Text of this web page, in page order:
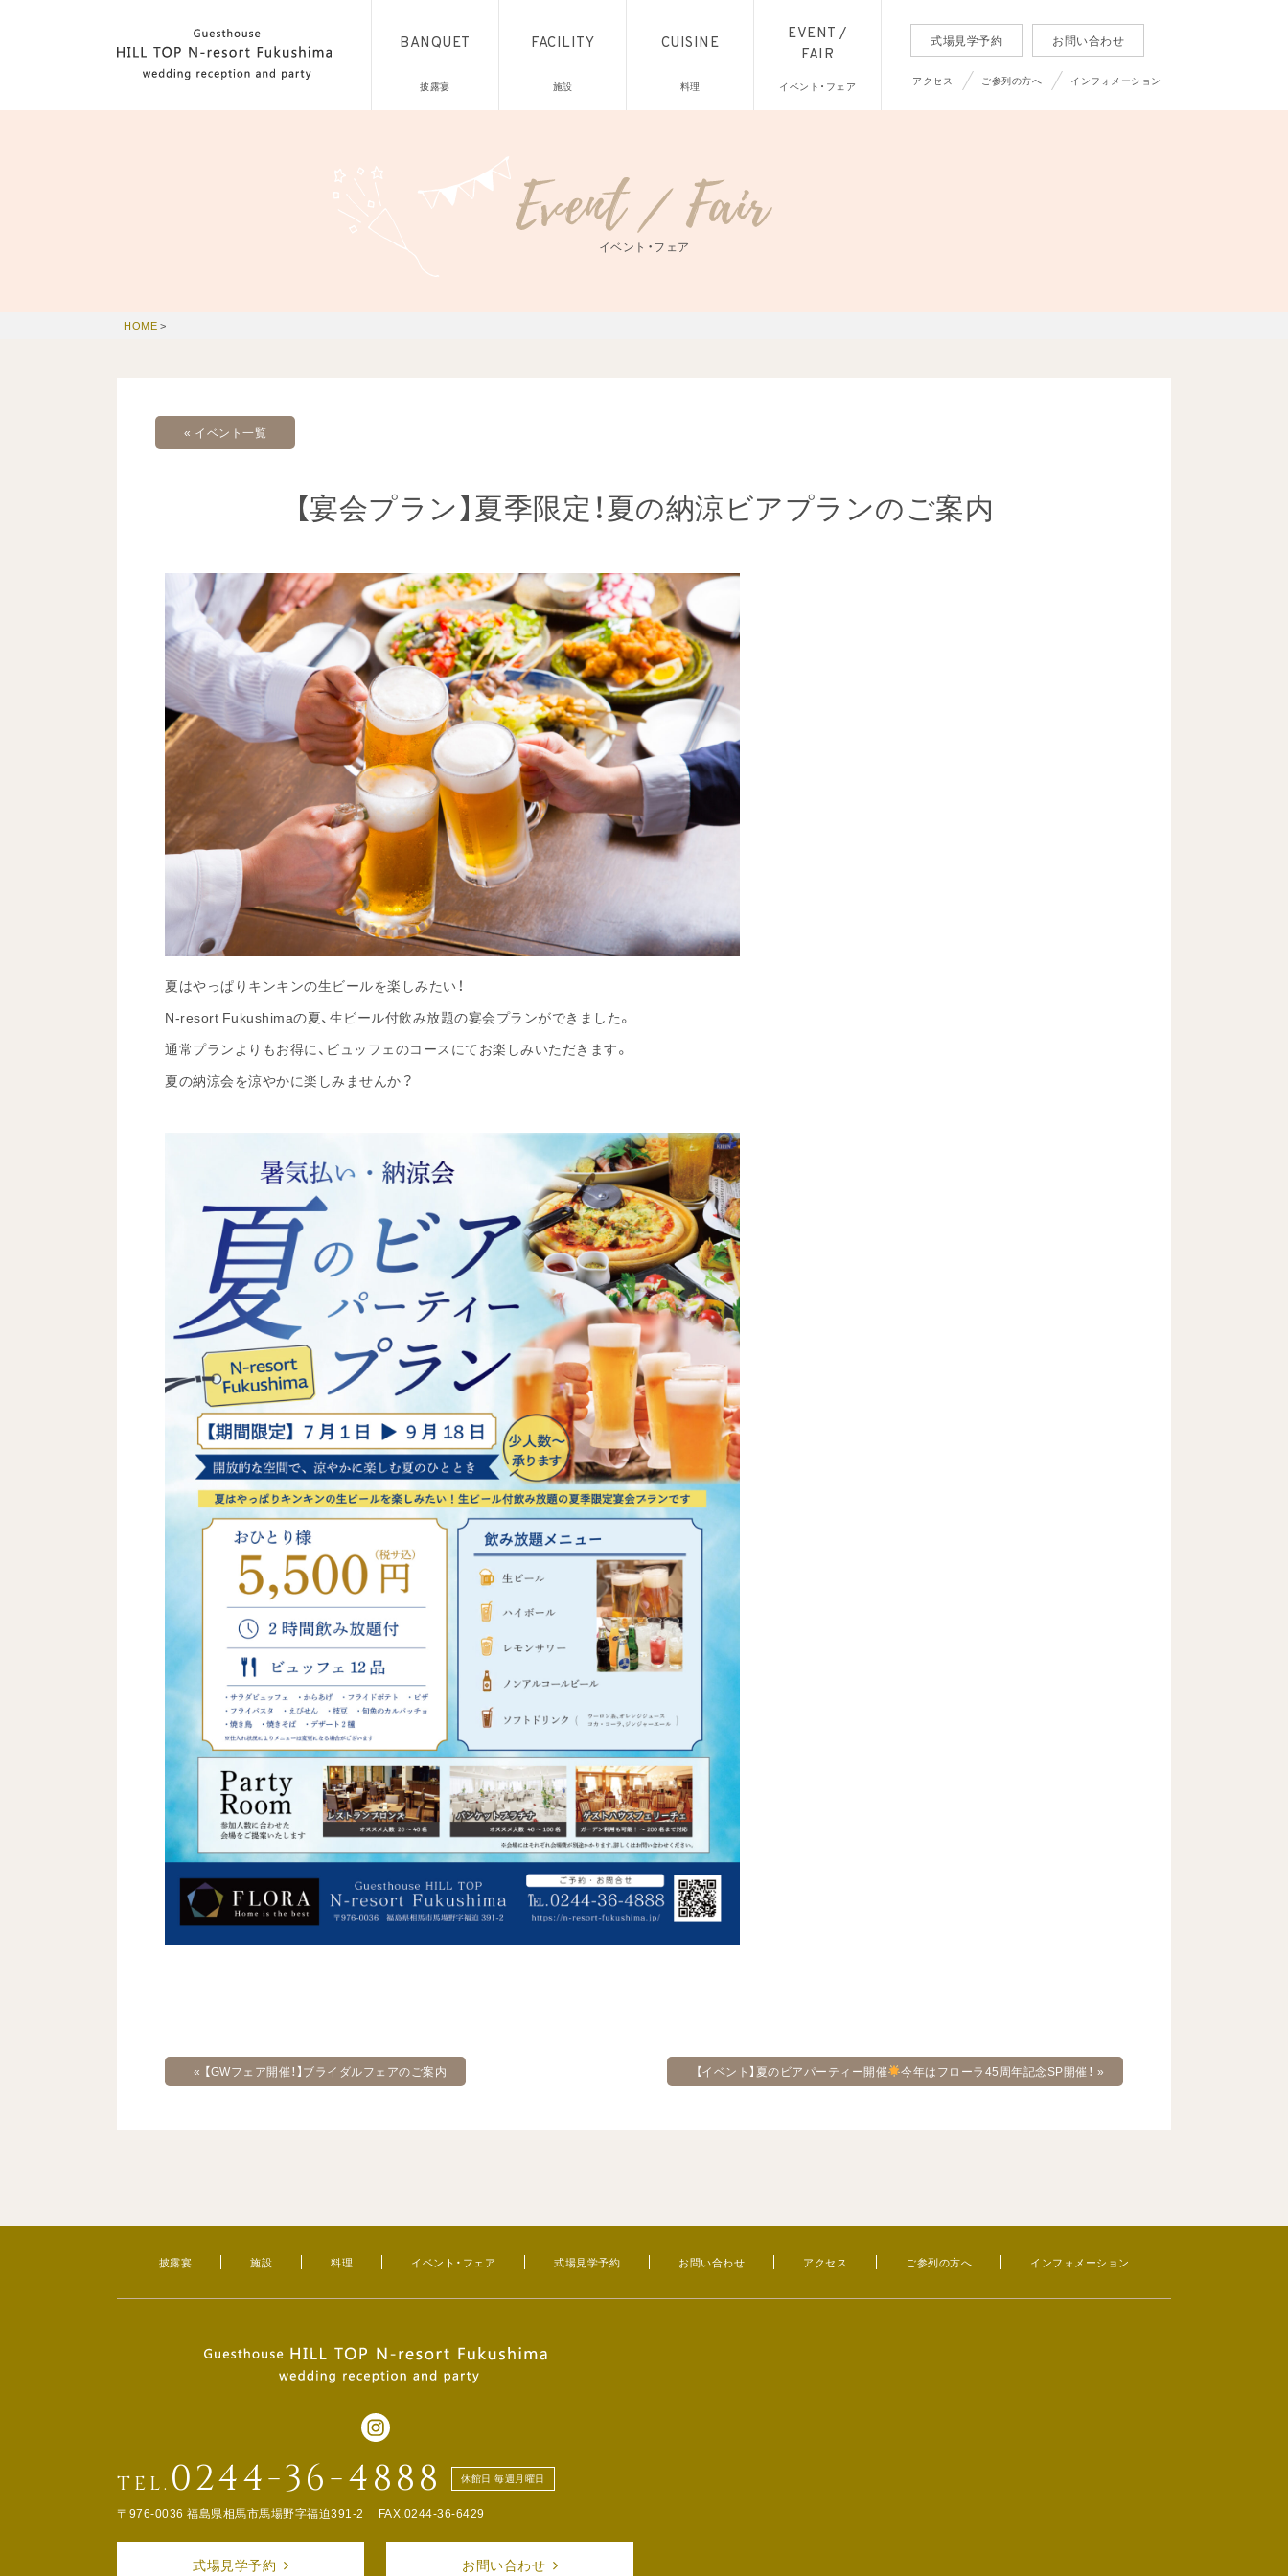
BANQUET
披露宴
FACILITY
施設
CUISINE
料理
EVENT /
FAIR
イベント・フェア
式場見学予約 お問い合わせ
アクセス ご参列の方へ インフォメーション
イベント・フェア
HOME>
« イベント一覧
【宴会プラン】夏季限定！夏の納涼ビアプランのご案内
夏はやっぱりキンキンの生ビールを楽しみたい！
N-resort Fukushimaの夏、生ビール付飲み放題の宴会プランができました。
通常プランよりもお得に、ビュッフェのコースにてお楽しみいただきます。
夏の納涼会を涼やかに楽しみませんか？
« 【GWフェア開催！】ブライダルフェアのご案内 【イベント】夏のビアパーティー開催 今年はフローラ45周年記念SP開催！ »
披露宴 施設 料理 イベント・フェア 式場見学予約 お問い合わせ アクセス ご参列の方へ インフォメーション
TEL. 0244-36-4888 休館日 毎週月曜日
〒976-0036 福島県相馬市馬場野字福迫391-2 FAX.0244-36-6429
式場見学予約 お問い合わせ